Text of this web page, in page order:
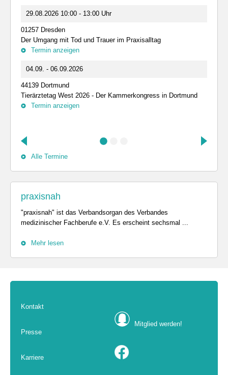
29.08.2026 10:00 - 13:00 Uhr
01257 Dresden
Der Umgang mit Tod und Trauer im Praxisalltag
Termin anzeigen
04.09. - 06.09.2026
44139 Dortmund
Tierärztetag West 2026 - Der Kammerkongress in Dortmund
Termin anzeigen
Alle Termine
praxisnah
"praxisnah" ist das Verbandsorgan des Verbandes
medizinischer Fachberufe e.V. Es erscheint sechsmal ...
Mehr lesen
Kontakt
Presse
Karriere
Mitglied werden!